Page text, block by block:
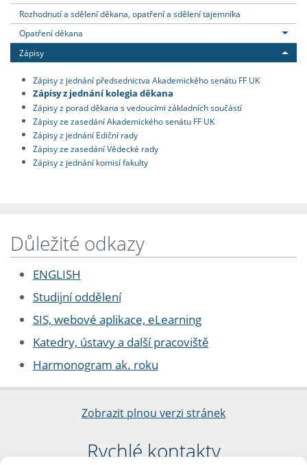
Rozhodnutí a sdělení děkana, opatření a sdělení tajemníka
Opatření děkana
Zápisy
Zápisy z jednání předsednictva Akademického senátu FF UK
Zápisy z jednání kolegia děkana
Zápisy z porad děkana s vedoucími základních součástí
Zápisy ze zasedání Akademického senátu FF UK
Zápisy z jednání Ediční rady
Zápisy ze zasedání Vědecké rady
Zápisy z jednání komisí fakulty
Důležité odkazy
ENGLISH
Studijní oddělení
SIS, webové aplikace, eLearning
Katedry, ústavy a další pracoviště
Harmonogram ak. roku
Zobrazit plnou verzi stránek
Rychlé kontakty